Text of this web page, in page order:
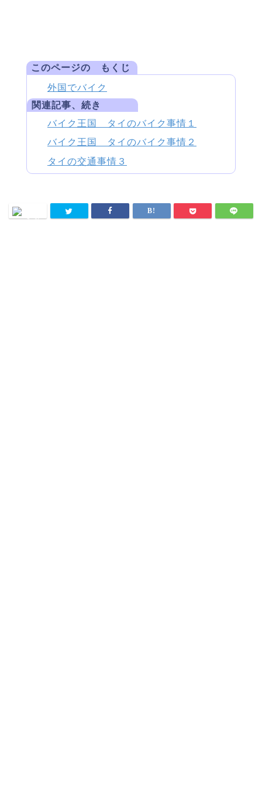
このページの もくじ
外国でバイク
関連記事、続き
バイク王国 タイのバイク事情１
バイク王国 タイのバイク事情２
タイの交通事情３